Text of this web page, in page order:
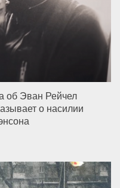
об Эван Рейчел
о насилии